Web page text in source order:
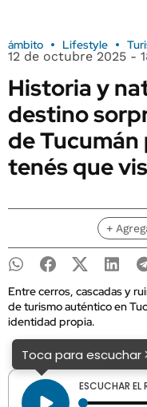
ámbito Lifestyle
12 de octubre 2025 -
Historia y
destino
de
tenés que
+
Entre cerros, cascadas y
de turismo auténtico en
identidad propia.
Toca para escuchar
ESCUCHAR EL